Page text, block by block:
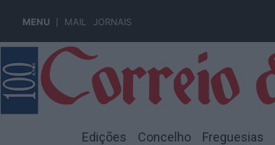
MENU MAIL JORNAIS
Edições Concelho Freguesias